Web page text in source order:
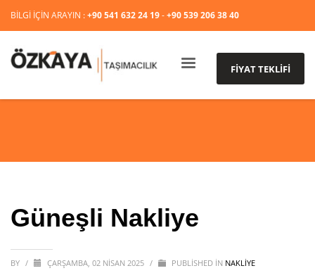
BİLGİ İÇİN ARAYIN :+90 541 632 24 19-+90 539 206 38 40
FİYAT TEKLİFİ
Güneşli Nakliye
BY / ÇARŞAMBA, 02 NISAN 2025 / PUBLISHED IN NAKLİYE